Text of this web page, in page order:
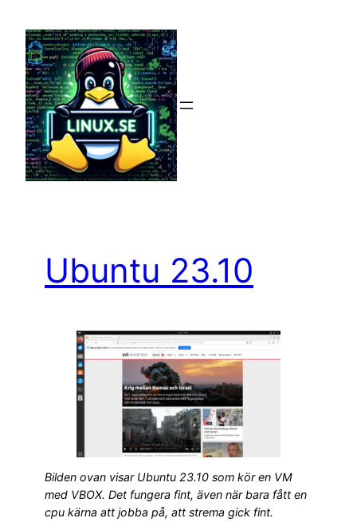
innehåll
Ubuntu 23.10
Bilden ovan visar Ubuntu 23.10 som kör en VM
med VBOX. Det fungera fint, även när bara fått en
cpu kärna att jobba på, att strema gick fint.